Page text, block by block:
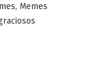
, Memes